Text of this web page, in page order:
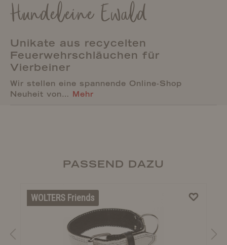
Hundeleine Ewald
Unikate aus recycelten
Feuerwehrschläuchen für
Vierbeiner
Wir stellen eine spannende Online-Shop
Neuheit von… Mehr
PASSEND DAZU
WOLTERS Friends